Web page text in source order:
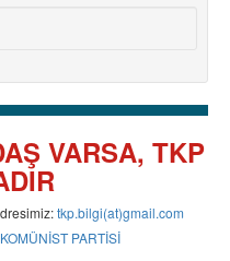
VARSA, TKP
tkp.bilgi(at)gmail.com
PARTİSİ